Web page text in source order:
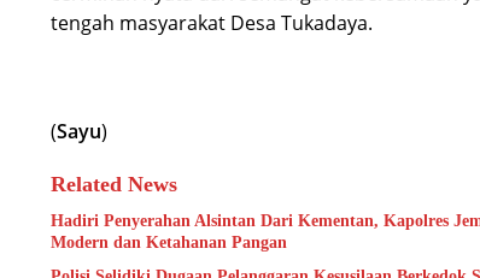
tengah masyarakat Desa Tukadaya.
(Sayu)
Related News
Hadiri Penyerahan Alsintan Dari Kementan, Kapolres
Modern dan Ketahanan Pangan